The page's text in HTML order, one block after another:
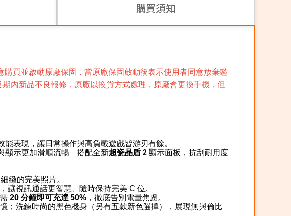
購買須知
買並啟動原廠保固，當原廠保固啟動後表示使用者同意放棄鑑
期內新品不良報修，原廠以換貨方式處理，原廠會更換手機，但
能表現，讓日常操作與高負載遊戲皆游刃有餘。
顯示更加滑順流暢； 搭配全新超瓷晶盾 2 顯示面板，抗刮耐用度
緻的完美照片。
讓視訊通話更智慧、隨時保持完美 C 位。
20 分鐘即可充達 50% ，徹底告別電量焦慮。
；洗鍊時尚的黑色機身（另有五款新色選擇），展現無與倫比